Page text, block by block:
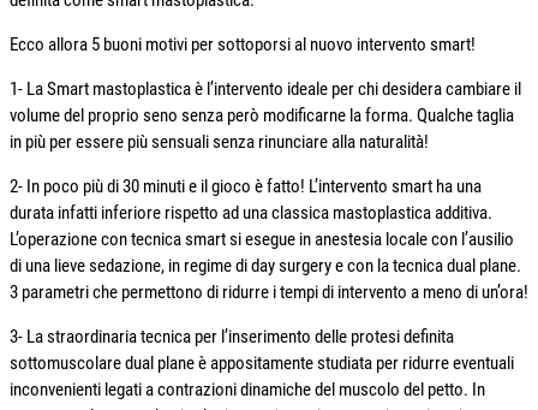
Ecco allora 5 buoni motivi per sottoporsi al nuovo intervento smart!
1- La Smart mastoplastica è l’intervento ideale per chi desidera cambiare il
volume del proprio seno senza però modificarne la forma. Qualche taglia
in più per essere più sensuali senza rinunciare alla naturalità!
2- In poco più di 30 minuti e il gioco è fatto! L’intervento smart ha una
durata infatti inferiore rispetto ad una classica mastoplastica additiva.
L’operazione con tecnica smart si esegue in anestesia locale con l’ausilio
di una lieve sedazione, in regime di day surgery e con la tecnica dual plane.
3 parametri che permettono di ridurre i tempi di intervento a meno di un’ora!
3- La straordinaria tecnica per l’inserimento delle protesi definita
sottomuscolare dual plane è appositamente studiata per ridurre eventuali
inconvenienti legati a contrazioni dinamiche del muscolo del petto. In